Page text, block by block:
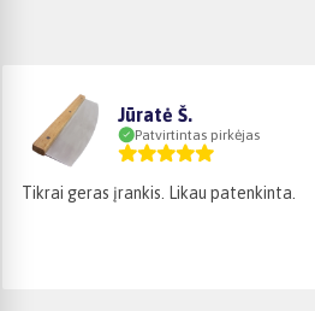
Jūratė Š.
Patvirtintas pirkėjas
Tikrai geras įrankis. Likau patenkinta.